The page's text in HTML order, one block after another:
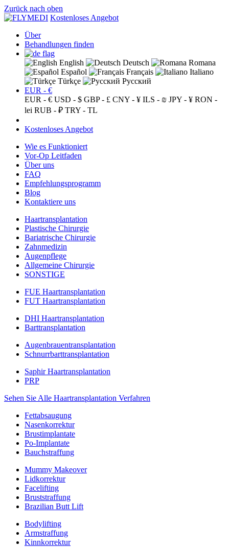
Zurück nach oben
Kostenloses Angebot
Über
Behandlungen finden
English Deutsch
Romana
Español
Français
Italiano
Türkçe
Русский
EUR - €
EUR - € USD - $ GBP - £ CNY - ¥ ILS - ₪ JPY - ¥ RON -
lei RUB - ₽ TRY - TL
Kostenloses Angebot
Wie es Funktioniert
Vor-Op Leitfaden
Über uns
FAQ
Empfehlungsprogramm
Blog
Kontaktiere uns
Haartransplantation
Plastische Chirurgie
Bariatrische Chirurgie
Zahnmedizin
Augenpflege
Allgemeine Chirurgie
SONSTIGE
FUE Haartransplantation
FUT Haartransplantation
DHI Haartransplantation
Barttransplantation
Augenbrauentransplantation
Schnurrbarttransplantation
Saphir Haartransplantation
PRP
Sehen Sie Alle Haartransplantation Verfahren
Fettabsaugung
Nasenkorrektur
Brustimplantate
Po-Implantate
Bauchstraffung
Mummy Makeover
Lidkorrektur
Facelifting
Bruststraffung
Brazilian Butt Lift
Bodylifting
Armstraffung
Kinnkorrektur